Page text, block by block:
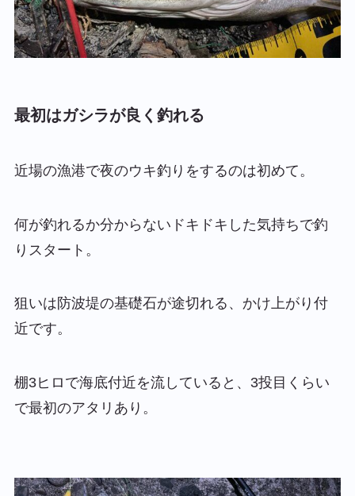
最初はガシラが良く釣れる
近場の漁港で夜のウキ釣りをするのは初めて。
何が釣れるか分からないドキドキした気持ちで釣
りスタート。
狙いは防波堤の基礎石が途切れる、かけ上がり付
近です。
棚3ヒロで海底付近を流していると、3投目くらい
で最初のアタリあり。